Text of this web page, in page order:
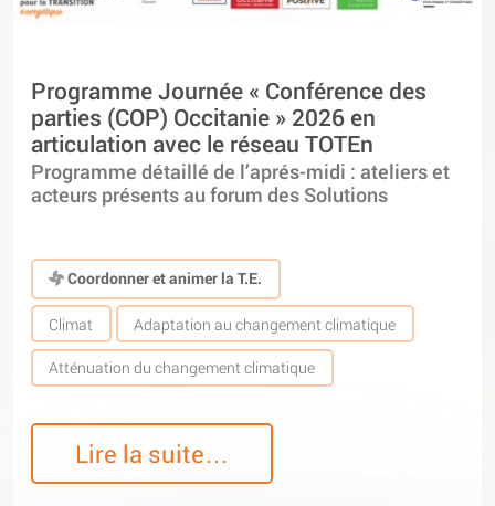
Programme Journée « Conférence des
parties (COP) Occitanie » 2026 en
articulation avec le réseau TOTEn
Programme détaillé de l’aprés-midi : ateliers et
acteurs présents au forum des Solutions
Coordonner et animer la T.E.
Climat Adaptation au changement climatique
Atténuation du changement climatique
Lire la suite…